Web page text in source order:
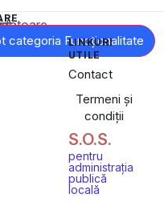
categoria Funcționalitate
LINKURI
UTILE
Contact
Termeni și
condiții
S.O.S.
pentru
administrația
publică
locală